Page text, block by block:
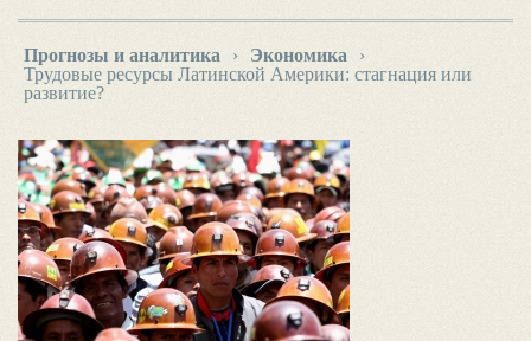
Прогнозы и аналитика › Экономика
›
Трудовые ресурсы Латинской Америки: стагнация или
развитие?